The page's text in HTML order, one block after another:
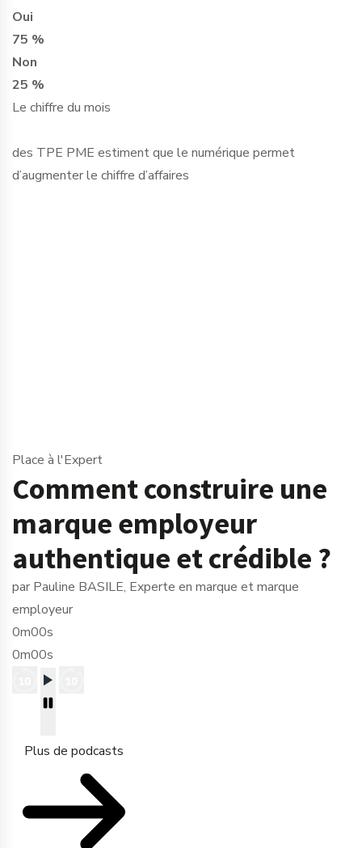
Oui
75 %
Non
25 %
Le chiffre du mois
des TPE PME estiment que le numérique permet
d’augmenter le chiffre d’affaires
Place à l'Expert
Comment construire une
marque employeur
authentique et crédible ?
par Pauline BASILE, Experte en marque et marque
employeur
0m00s
0m00s
Plus de podcasts